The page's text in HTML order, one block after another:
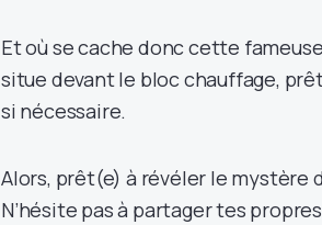
Et où se cache donc cette
situe devant le bloc chauffage,
si nécessaire.
Alors, prêt(e) à révéler le mystère
N’hésite pas à partager tes